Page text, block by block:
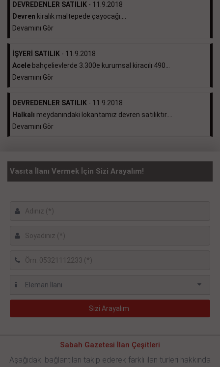
DEVREDENLER SATILIK - 11.9.2018
Devren kiralık maltepede çayocağı....
Devamını Gör
İŞYERİ SATILIK - 11.9.2018
Acele bahçelievlerde 3.300e kurumsal kiracılı 490...
Devamını Gör
DEVREDENLER SATILIK - 11.9.2018
Halkalı meydanındaki lokantamız devren satılıktır....
Devamını Gör
Vasıta İlanı Vermek İçin Sizi Arayalım!
Sabah Gazetesi İlan Çeşitleri
Aşağıdaki bağlantıları takip ederek farklı ilan türleri hakkında